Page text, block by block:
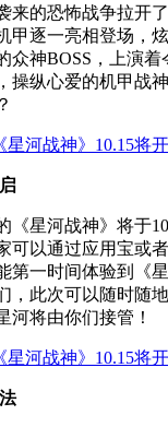
来的恐怖战争拉开
甲逐一亮相登场，
众神BOSS，上演
操纵心爱的机甲战
《星河战神》将于
可以通过应用宝或
第一时间体验到《
，此次可以随时随
河将由你们接管！